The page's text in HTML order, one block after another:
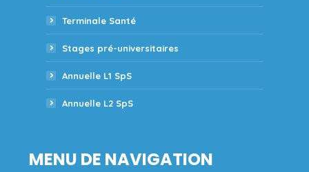
Terminale Santé
Stages pré-universitaires
Annuelle L1 SpS
Annuelle L2 SpS
MENU DE NAVIGATION